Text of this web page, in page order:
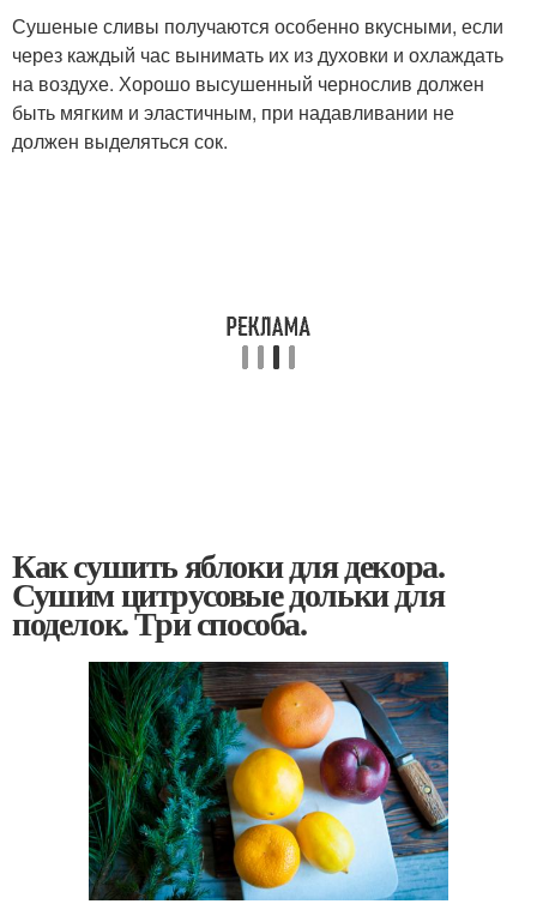
Сушеные сливы получаются особенно вкусными, если
через каждый час вынимать их из духовки и охлаждать
на воздухе. Хорошо высушенный чернослив должен
быть мягким и эластичным, при надавливании не
должен выделяться сок.
Как сушить яблоки для декора.
Сушим цитрусовые дольки для
поделок. Три способа.